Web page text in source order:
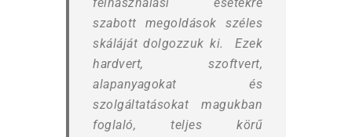
felhasználási esetekre
szabott megoldások széles
skáláját dolgozzuk ki. Ezek
hardvert, szoftvert,
alapanyagokat és
szolgáltatásokat magukban
foglaló, teljes körű